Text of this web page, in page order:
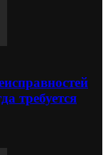
требуется